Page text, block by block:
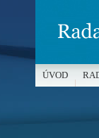
ÚVOD